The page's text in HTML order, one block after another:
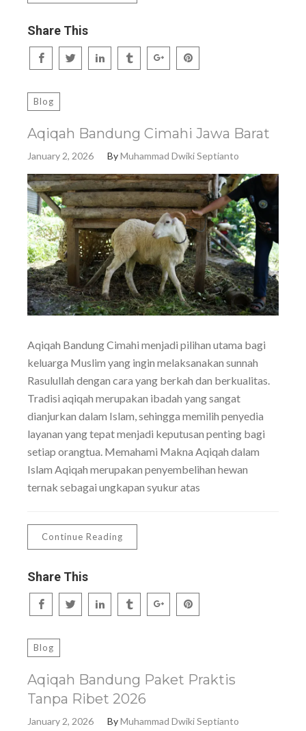
Share This
Blog
Aqiqah Bandung Cimahi Jawa Barat
January 2, 2026 ByMuhammad Dwiki Septianto
Aqiqah Bandung Cimahi menjadi pilihan utama bagi
keluarga Muslim yang ingin melaksanakan sunnah
Rasulullah dengan cara yang berkah dan berkualitas.
Tradisi aqiqah merupakan ibadah yang sangat
dianjurkan dalam Islam, sehingga memilih penyedia
layanan yang tepat menjadi keputusan penting bagi
setiap orangtua. Memahami Makna Aqiqah dalam
Islam Aqiqah merupakan penyembelihan hewan
ternak sebagai ungkapan syukur atas
Continue Reading
Share This
Blog
Aqiqah Bandung Paket Praktis
Tanpa Ribet 2026
January 2, 2026 ByMuhammad Dwiki Septianto